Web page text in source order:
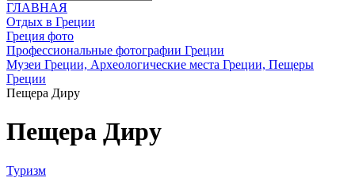
ГЛАВНАЯ
Отдых в Греции
Греция фото
Профессиональные фотографии Греции
Музеи Греции, Археологические места Греции, Пещеры
Греции
Пещера Диру
Пещера Диру
Туризм